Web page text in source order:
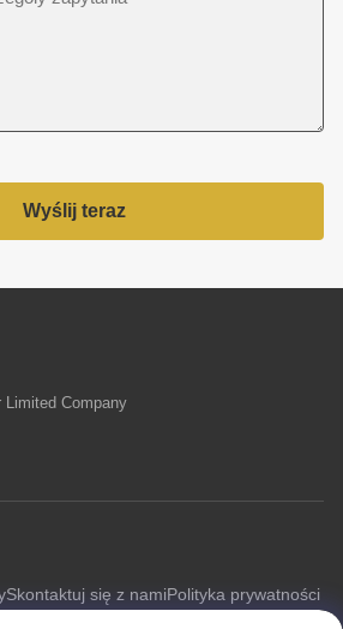
Wyślij teraz
Limited Company
Skontaktuj się z namiPolityka prywatności